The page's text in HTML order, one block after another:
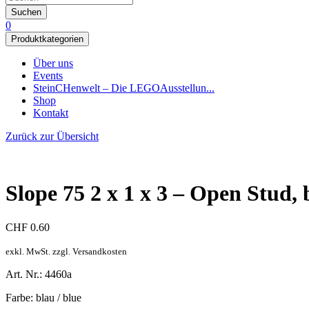
Suchen
0
Produktkategorien
Über uns
Events
SteinCHenwelt – Die LEGOAusstellun...
Shop
Kontakt
Zurück zur Übersicht
Slope 75 2 x 1 x 3 – Open Stud,
CHF 0.60
exkl. MwSt. zzgl. Versandkosten
Art. Nr.: 4460a
Farbe: blau / blue